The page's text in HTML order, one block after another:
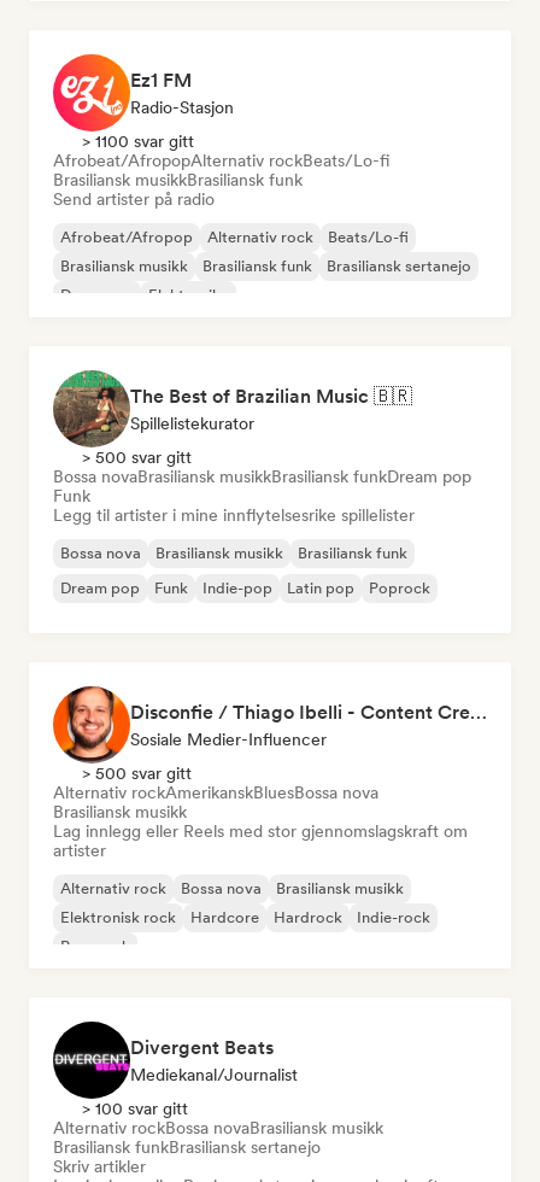
Ez1 FM
Radio-Stasjon
> 1100 svar gitt
Afrobeat/AfropopAlternativ rockBeats/Lo-fi
Brasiliansk musikkBrasiliansk funk
Send artister på radio
Afrobeat/Afropop Alternativ rock
Beats/Lo-fi
Brasiliansk musikk
Brasiliansk funk
Brasiliansk sertanejo
Dancepop
Elektronika
The Best of Brazilian Music 🇧🇷
Spillelistekurator
> 500 svar gitt
Bossa novaBrasiliansk musikkBrasiliansk funkDream pop
Funk
Legg til artister i mine innflytelsesrike spillelister
Bossa nova Brasiliansk musikk
Brasiliansk funk
Dream pop
Funk Indie-pop Latin pop Poprock
Disconfie / Thiago Ibelli - Content Creator
Sosiale Medier-Influencer
> 500 svar gitt
Alternativ rockAmerikanskBluesBossa nova
Brasiliansk musikk
Lag innlegg eller Reels med stor gjennomslagskraft om
artister
Alternativ rock Bossa nova
Brasiliansk musikk
Elektronisk rock
Hardcore Hardrock
Indie-rock
Pop-punk
Divergent Beats
Mediekanal/journalist
> 100 svar gitt
Alternativ rockBossa novaBrasiliansk musikk
Brasiliansk funkBrasiliansk sertanejo
Skriv artikler